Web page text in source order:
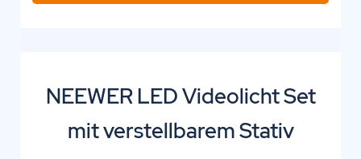
NEEWER LED Videolicht Set
mit verstellbarem Stativ